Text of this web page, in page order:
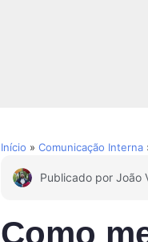
Início » Comunicação Interna
Publicado por João
Como